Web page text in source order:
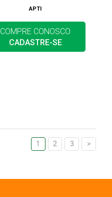
APTI
COMPRE CONOSCO
CADASTRE-SE
1 2 3 >